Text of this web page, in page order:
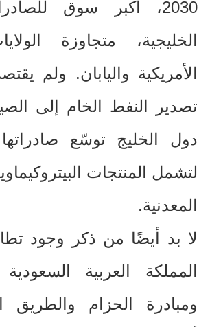
2030، أكبر سوق
الخليجية، متجاوزة
الأمريكية واليابان. ولم
تصدير النفط الخام إلى
دول الخليج توسّع
لتشمل المنتجات
المعدنية.
لا بد أيضًا من ذكر وجود
المملكة العربية
ومبادرة الحزام والطريق